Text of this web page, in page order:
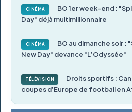
CINÉMA
BO 1er week-end :
Day" déjà multimillionnaire
CINÉMA
BO au dimanche soir :
New Day" devance "L’Odyssée"
TÉLÉVISION
Droits sportifs :
coupes d’Europe de football en